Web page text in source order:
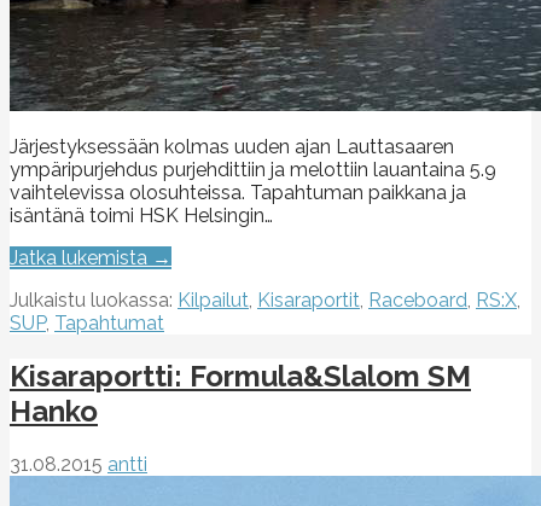
Järjestyksessään kolmas uuden ajan Lauttasaaren
ympäripurjehdus purjehdittiin ja melottiin lauantaina 5.9
vaihtelevissa olosuhteissa. Tapahtuman paikkana ja
isäntänä toimi HSK Helsingin…
Jatka lukemista →
Julkaistu luokassa: Kilpailut, Kisaraportit, Raceboard, RS:X,
SUP, Tapahtumat
Kisaraportti: Formula&Slalom SM
Hanko
31.08.2015 antti